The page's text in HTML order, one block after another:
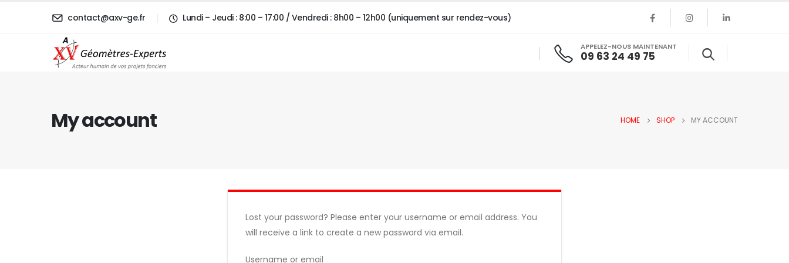
contact@axv-ge.fr Lundi – Jeudi : 8:00 – 17:00 / Vendredi : 8h00 – 12h00 (uniquement sur rendez-vous)
APPELEZ-NOUS MAINTENANT
09 63 24 49 75
My account HOME SHOP MY ACCOUNT
Lost your password? Please enter your username or email address. You
will receive a link to create a new password via email.
Username or email